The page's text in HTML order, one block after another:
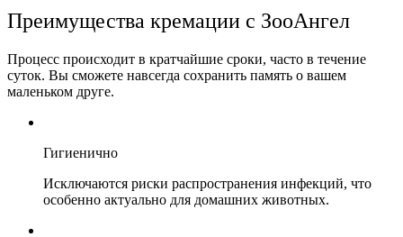
Преимущества кремации с ЗооАнгел
Процесс происходит в кратчайшие сроки, часто в течение
суток. Вы сможете навсегда сохранить память о вашем
маленьком друге.
Гигиенично
Исключаются риски распространения инфекций, что
особенно актуально для домашних животных.